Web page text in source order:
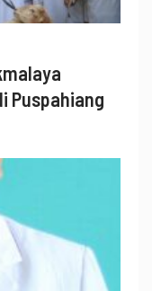
Puspahiang